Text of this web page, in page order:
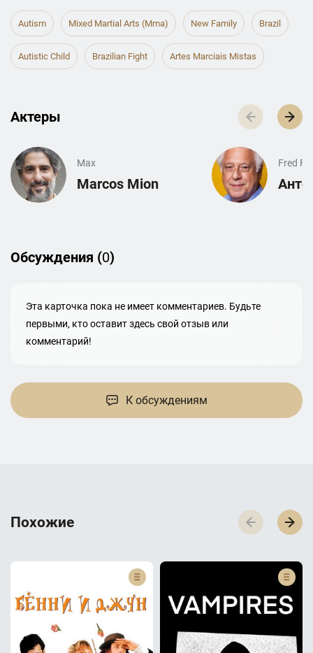
Autism Mixed Martial Arts (mma) New Family Brazil
Autistic Child Brazilian Fight Artes Marciais Mistas
Актеры
Max
Marcos Mion
Fred
Обсуждения (0)
Эта карточка пока не имеет комментариев. Будьте
первыми, кто оставит здесь свой отзыв или
комментарий!
К обсуждениям
П­­­о­­­х­­­о­­­ж­­­и­­­е